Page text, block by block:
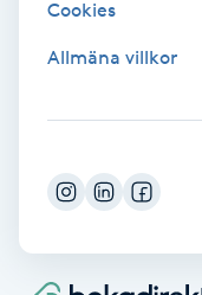
HIFU
Cookies
Allmäna villkor